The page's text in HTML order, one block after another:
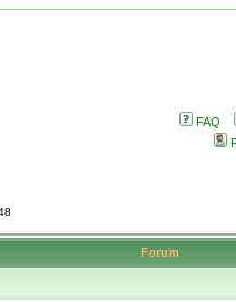
FAQ
Forum